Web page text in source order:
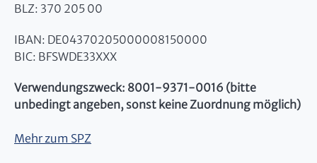
BLZ: 370 205 00
IBAN: DE04370205000008150000
BIC: BFSWDE33XXX
Verwendungszweck: 8001-9371-0016 (bitte
unbedingt angeben, sonst keine Zuordnung möglich)
Mehr zum SPZ